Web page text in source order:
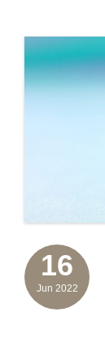
16
Jun 2022